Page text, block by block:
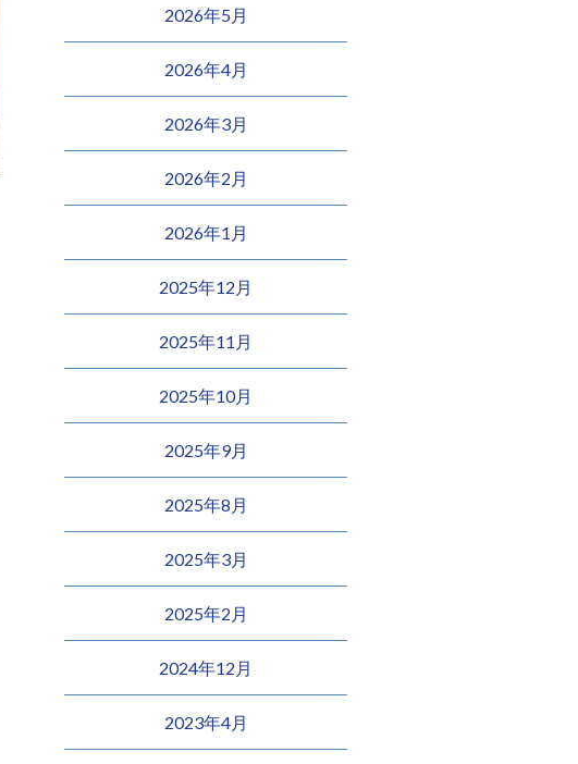
2026年5月
2026年4月
2026年3月
2026年2月
2026年1月
2025年12月
2025年11月
2025年10月
2025年9月
2025年8月
2025年3月
2025年2月
2024年12月
2023年4月